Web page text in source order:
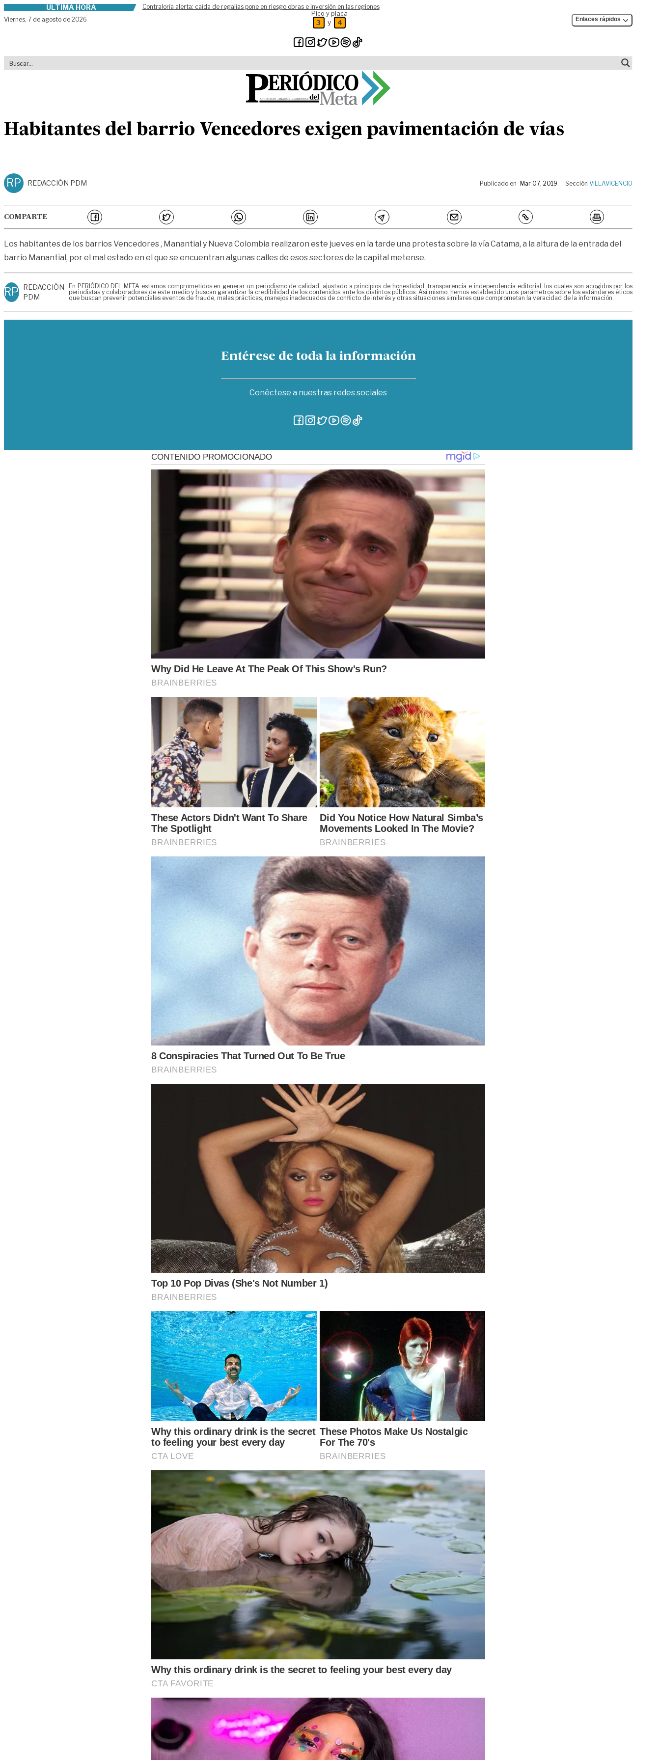
Skip to contentÚLTIMA HORA
Contraloría alerta: caída de regalías pone en riesgo obras e inversión en las regiones
Viernes, 7 de agosto de 2026
Pico y placa
3 y 4 Enlaces rápidos
Habitantes del barrio Vencedores exigen pavimentación de vías
RP REDACCIÓN PDM Publicado en Mar 07, 2019 Sección VILLAVICENCIO
COMPARTE
Los habitantes de los barrios Vencedores , Manantial y Nueva Colombia realizaron este jueves en la tarde una protesta sobre la vía Catama, a la altura de la entrada del
barrio Manantial, por el mal estado en el que se encuentran algunas calles de esos sectores de la capital metense.
RP REDACCIÓN
PDM
En PERIÓDICO DEL META estamos comprometidos en generar un periodismo de calidad, ajustado a principios de honestidad, transparencia e independencia editorial, los cuales son acogidos por los
periodistas y colaboradores de este medio y buscan garantizar la credibilidad de los contenidos ante los distintos públicos. Así mismo, hemos establecido unos parámetros sobre los estándares éticos
que buscan prevenir potenciales eventos de fraude, malas prácticas, manejos inadecuados de conflicto de interés y otras situaciones similares que comprometan la veracidad de la información.
Entérese de toda la información
Conéctese a nuestras redes sociales